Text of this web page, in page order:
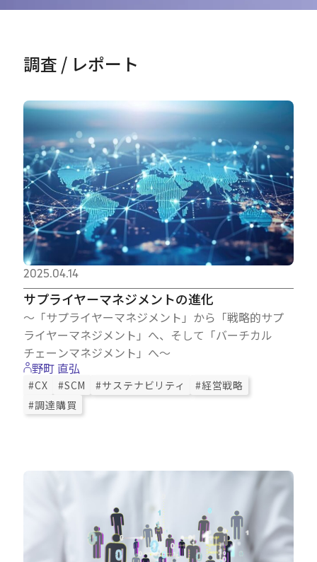
調査 / レポート
サプライヤーマネジメントの進化
～「サプライヤーマネジメント」から「戦略的サプ
ライヤーマネジメント」へ、そして「バーチカル
チェーンマネジメント」へ～
2025.04.14
野町 直弘
#CX #SCM #サステナビリティ
#経営戦略
#調達購買